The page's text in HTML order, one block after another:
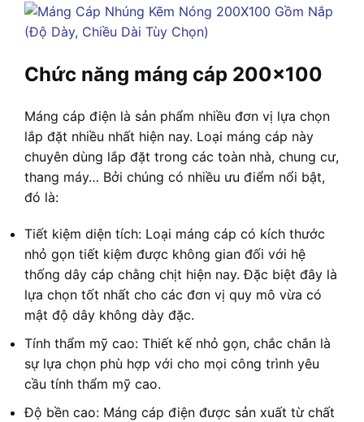
Chức năng máng cáp 200×100
Máng cáp điện là sản phẩm nhiều đơn vị lựa chọn
lắp đặt nhiều nhất hiện nay. Loại máng cáp này
chuyên dùng lắp đặt trong các toàn nhà, chung cư,
thang máy… Bởi chúng có nhiều ưu điểm nổi bật,
đó là:
Tiết kiệm diện tích: Loại máng cáp có kích thước
nhỏ gọn tiết kiệm được không gian đối với hệ
thống dây cáp chằng chịt hiện nay. Đặc biệt đây là
lựa chọn tốt nhất cho các đơn vị quy mô vừa có
mật độ dây không dày đặc.
Tính thẩm mỹ cao: Thiết kế nhỏ gọn, chắc chắn là
sự lựa chọn phù hợp với cho mọi công trình yêu
cầu tính thẩm mỹ cao.
Độ bền cao: Máng cáp điện được sản xuất từ chất